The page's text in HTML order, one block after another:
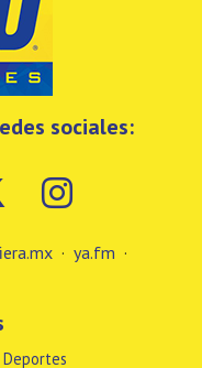
sociales:
· ya.fm ·
Deportes